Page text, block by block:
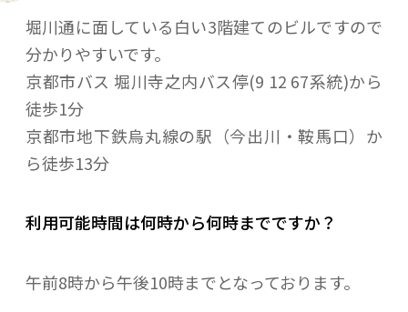
ゴルフ内）またはメールにてご連絡ください。
メールの場合は メーラー をご利用ください。
③利用希望日が確定後、本商品をご購入くださ
い。
④ご購入後、当店よりスマートキー番号を発行
し、ご利用詳細をメールにてお送りいたしま
す。
堀川通に面している白い3階建てのビルですので
分かりやすいです。
京都市バス 堀川寺之内バス停(9 12 67系統)から
徒歩1分
京都市地下鉄烏丸線の駅（今出川・鞍馬口）か
ら徒歩13分
利用可能時間は何時から何時までですか？
午前8時から午後10時までとなっております。